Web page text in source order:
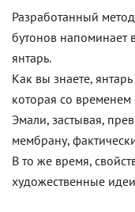
Разработанный
бутонов напоминает
янтарь.
Как вы знаете,
которая со временем
Эмали, застывая,
мембрану,
В то же время,
художественные